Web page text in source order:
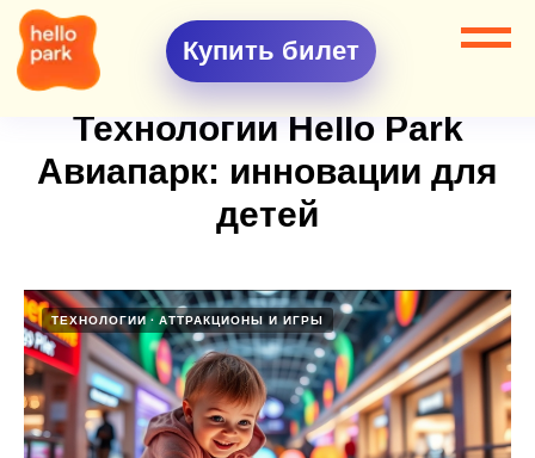
Купить билет
Технологии Hello Park
Авиапарк: инновации для
детей
ТЕХНОЛОГИИ АТТРАКЦИОНЫ И ИГРЫ